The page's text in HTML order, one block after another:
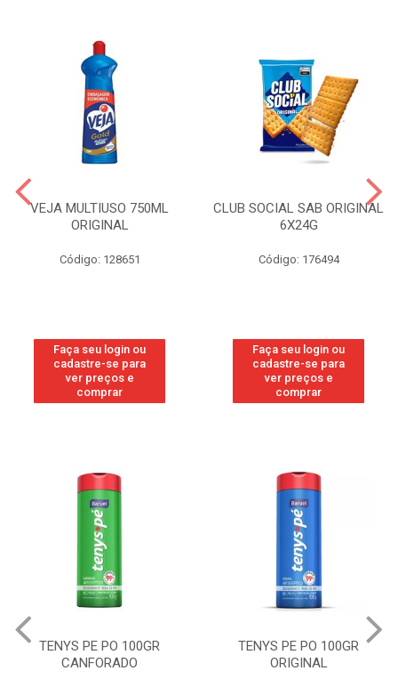
VEJA MULTIUSO 750ML
ORIGINAL
Código: 128651
Faça seu login ou
cadastre-se para
ver preços e
comprar
CLUB SOCIAL SAB ORIGINAL
6X24G
Código: 176494
Faça seu login ou
cadastre-se para
ver preços e
comprar
TENYS PE PO 100GR
CANFORADO
TENYS PE PO 100GR
ORIGINAL